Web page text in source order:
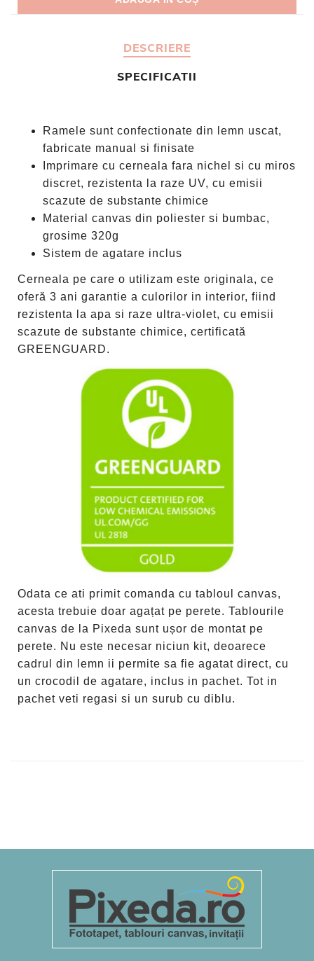
DESCRIERE
SPECIFICATII
Ramele sunt confectionate din lemn uscat,
fabricate manual si finisate
Imprimare cu cerneala fara nichel si cu miros
discret, rezistenta la raze UV, cu emisii
scazute de substante chimice
Material canvas din poliester si bumbac,
grosime 320g
Sistem de agatare inclus
Cerneala pe care o utilizam este originala, ce
oferă 3 ani garantie a culorilor in interior, fiind
rezistenta la apa si raze ultra-violet, cu emisii
scazute de substante chimice, certificată
GREENGUARD.
Odata ce ati primit comanda cu tabloul canvas,
acesta trebuie doar agațat pe perete. Tablourile
canvas de la Pixeda sunt ușor de montat pe
perete. Nu este necesar niciun kit, deoarece
cadrul din lemn ii permite sa fie agatat direct, cu
un crocodil de agatare, inclus in pachet. Tot in
pachet veti regasi si un surub cu diblu.